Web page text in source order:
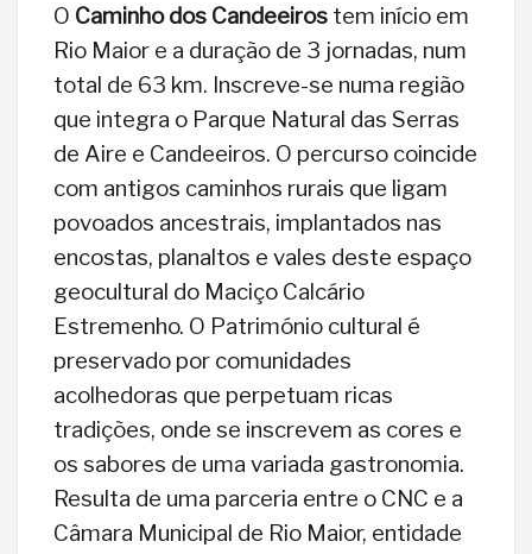
O Caminho dos Candeeiros tem início em
Rio Maior e a duração de 3 jornadas, num
total de 63 km. Inscreve-se numa região
que integra o Parque Natural das Serras
de Aire e Candeeiros. O percurso coincide
com antigos caminhos rurais que ligam
povoados ancestrais, implantados nas
encostas, planaltos e vales deste espaço
geocultural do Maciço Calcário
Estremenho. O Património cultural é
preservado por comunidades
acolhedoras que perpetuam ricas
tradições, onde se inscrevem as cores e
os sabores de uma variada gastronomia.
Resulta de uma parceria entre o CNC e a
Câmara Municipal de Rio Maior, entidade